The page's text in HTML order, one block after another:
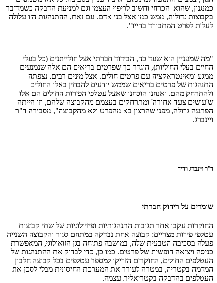
כמנגנון, שהוא הכרחי וחשוב לריפוי העצמי וגם למניעת הדבקה כשמדובר
בקבוצות גדולות, ממש כמו אצל בני אדם. עם זאת, ההתנהגות הזו עלולה
לעלות לפרט המתבודד בחייו".
"מה שמעניין הוא שעד כה, הבידוד חברתי אצל חולייתנים (כל בעלי
החיים בעלי החוליות), הוגדר כך שפרטים בריאים הם אלה שנמנעים
ממגע ומאינטראקציה עם פרטים חולים. אצל מינים רבים, נצפתה
התנהגות של פרטים בריאים שממש יודעים להבחין באלו החולים
ולהתרחק מהם. ואנחנו הוכחנו שאצל עטלפי הפירות החולים הם אלו
ש'עושים צעד אחורה' ומתרחקים בעצמם מהקבוצה שלהם, וזו הייתה
הפתעה גדולה, מפני שהרצון בא מהפרט ולא מהקבוצה", מסבירה ד"ר
ויינברג.
ד"ר ויינברג וידיד
שומרים על ריחוק חברתי
החוקרות עקבו אחר תגובות התנהגותיות ופיזיולוגיות של שתי קבוצות
עטלפי פירות מצריים: קבוצה אחת נבדקה במתחם סגור והקבוצה השנייה
פעלה בסביבה הטבעית שלה, במושבה פתוחה בגן הזואולוגי, המאפשרת
כניסה ויציאה חופשית של פרטים. כמו כן, כדי לבדוק את ההתנהגות של
העטלפים החולים, החוקרים הזריקו למספר עטלפים בכל קבוצה חלבון
המדמה בקטריה, במטרה לעורר את המערכת החיסונית מבלי לסכן את
העטלפים בהדבקה בקטריאלית עצמה.